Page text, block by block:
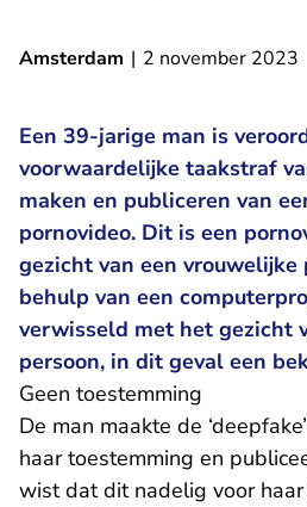
Amsterdam | 2 november 2023
Een 39-jarige man is
voorwaardelijke taakstraf
maken en publiceren van
pornovideo. Dit is een
gezicht van een
behulp van een
verwisseld met het gezicht
persoon, in dit geval een
Geen toestemming
De man maakte de
haar toestemming en
wist dat dit nadelig voor haar